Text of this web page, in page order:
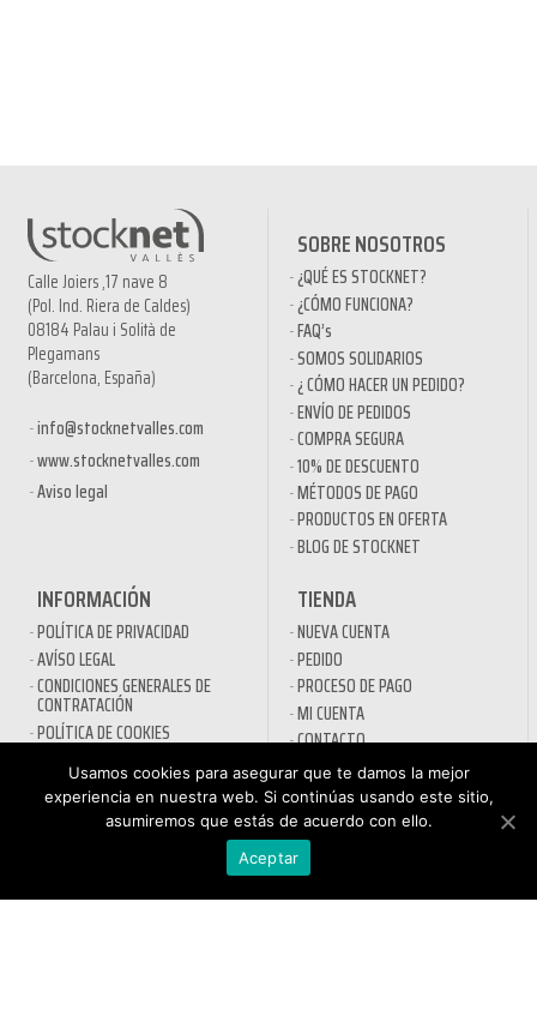
Calle Joiers ,17 nave 8
(Pol. Ind. Riera de Caldes)
08184 Palau i Solità de
Plegamans
(Barcelona, España)
info@stocknetvalles.com
www.stocknetvalles.com
Aviso legal
SOBRE NOSOTROS
¿QUÉ ES STOCKNET?
¿CÓMO FUNCIONA?
FAQ’s
SOMOS SOLIDARIOS
¿ CÓMO HACER UN PEDIDO?
ENVÍO DE PEDIDOS
COMPRA SEGURA
10% DE DESCUENTO
MÉTODOS DE PAGO
PRODUCTOS EN OFERTA
BLOG DE STOCKNET
INFORMACIÓN
POLÍTICA DE PRIVACIDAD
AVÍSO LEGAL
CONDICIONES GENERALES DE
CONTRATACIÓN
POLÍTICA DE COOKIES
TIENDA
NUEVA CUENTA
PEDIDO
PROCESO DE PAGO
MI CUENTA
CONTACTO
SECTORES
DESINFECTANTES COVID-19
NÁUTICA
CLIENTE
Usamos cookies para asegurar que te damos la mejor
experiencia en nuestra web. Si continúas usando este sitio,
asumiremos que estás de acuerdo con ello.
Aceptar